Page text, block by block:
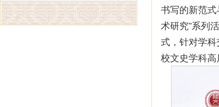
书写的新范
术研究”系列
式，针对学
校文史学科